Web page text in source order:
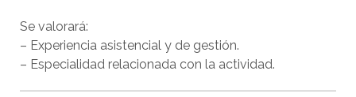
Se valorará:
– Experiencia asistencial y de gestión.
– Especialidad relacionada con la actividad.